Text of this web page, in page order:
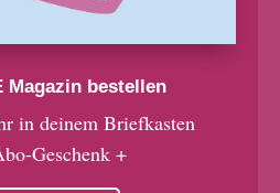
Magazin bestellen
in deinem Briefkasten
Geschenk +